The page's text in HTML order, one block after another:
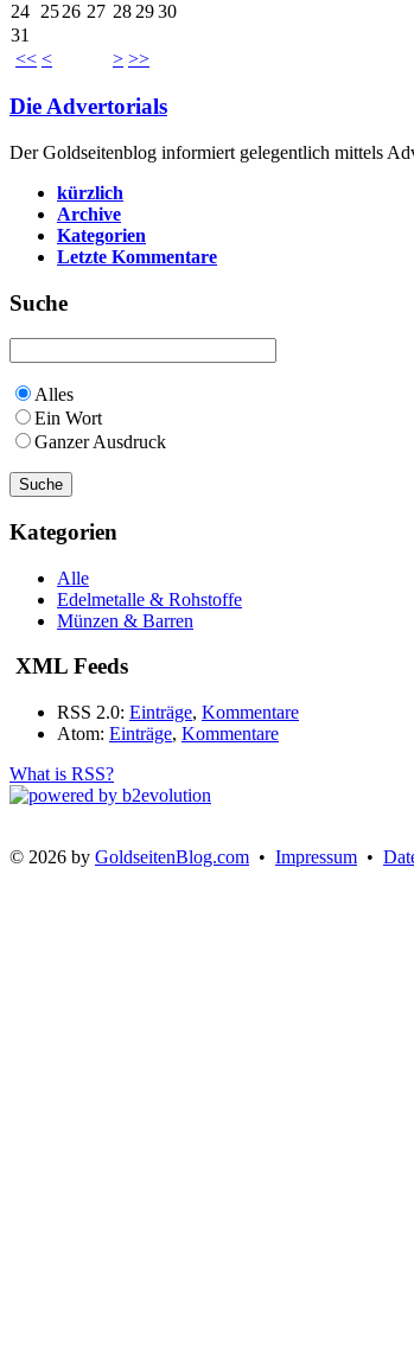
<< < > >>
24 2526 27 28 2930
31
Die Advertorials
Der Goldseitenblog informiert gelegentlich mittels
kürzlich
Archive
Kategorien
Letzte Kommentare
Suche
Alles
Ein Wort
Ganzer Ausdruck
Kategorien
Alle
Edelmetalle & Rohstoffe
Münzen & Barren
XML Feeds
RSS 2.0: Einträge, Kommentare
Atom: Einträge, Kommentare
What is RSS?
© 2026 by GoldseitenBlog.com • Impressum •